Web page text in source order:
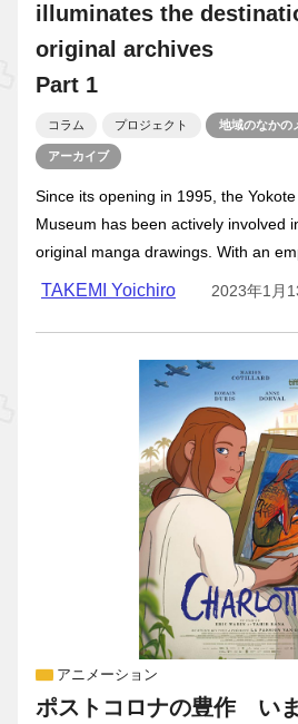
illuminates the
original archives
Part 1
コラム プロジェクト 地域のなかの
アーカイブ
Since its opening in 1995, the
Museum has been actively involved
original manga drawings. With an
TAKEMI Yoichiro 2023年1月
アニメーション
ポストコロナの豊作 い